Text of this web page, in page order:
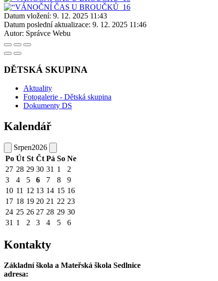
Datum vložení: 9. 12. 2025 11:43
Datum poslední aktualizace: 9. 12. 2025 11:46
Autor: Správce Webu
DĚTSKÁ SKUPINA
Aktuality
Fotogalerie - Dětská skupina
Dokumenty DS
Kalendář
Srpen2026
Po Út St Čt Pá So Ne
27 28 29 30 31 1
2
3
4 5 6 7 8
9
10 11 12 13 14 15 16
17 18 19 20 21 22 23
24 25 26 27 28 29 30
31 1 2 3 4 5 6
Kontakty
Základní škola a Mateřská škola Sedlnice
adresa: